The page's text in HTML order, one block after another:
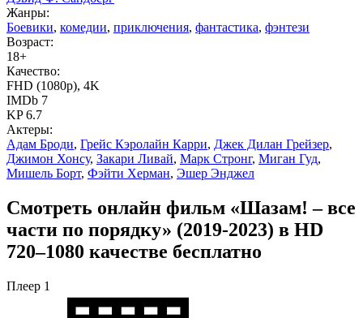
Жанры:
Боевики, комедии, приключения, фантастика, фэнтези
Возраст:
18+
Качество:
FHD (1080p), 4K
IMDb 7
KP 6.7
Актеры:
Адам Броди, Грейс Кэролайн Карри, Джек Дилан Грейзер,
Джимон Хонсу, Закари Ливай, Марк Стронг, Миган Гуд,
Мишель Борт, Фэйти Херман, Эшер Энджел
Смотреть онлайн фильм «Шазам! – все
части по порядку» (2019-2023) в HD
720–1080 качестве бесплатно
Плеер 1